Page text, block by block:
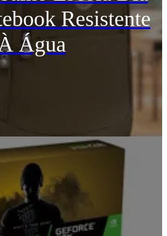
Resistente
Água